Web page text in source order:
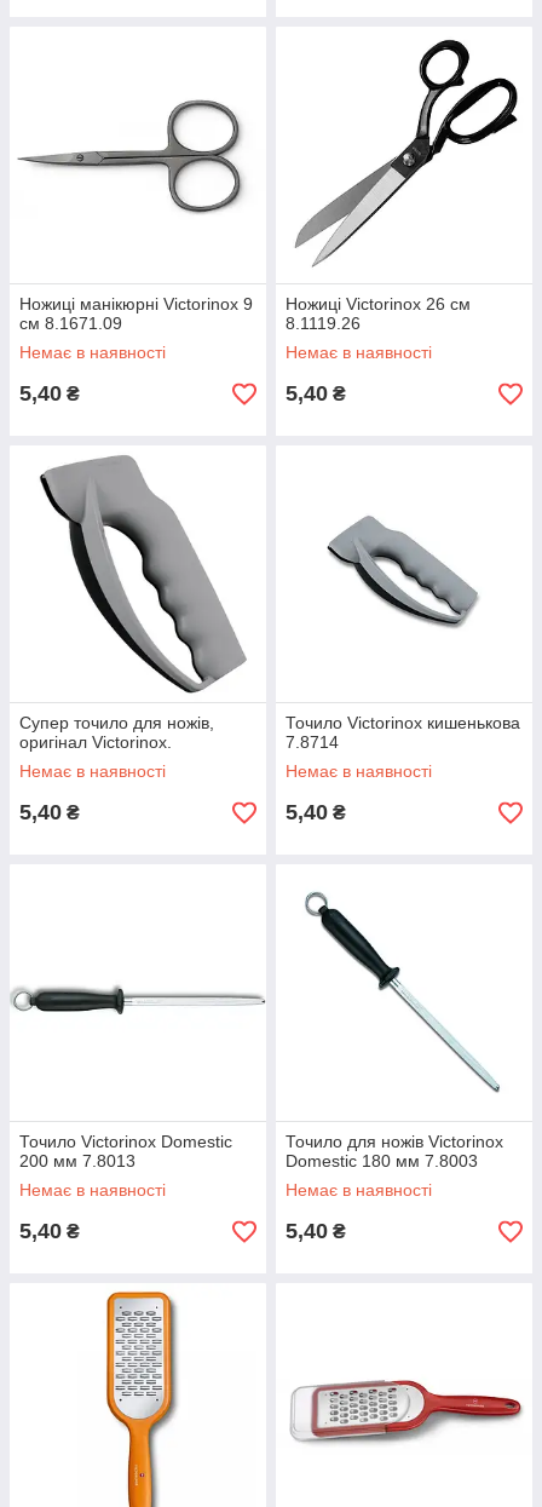
Ножиці манікюрні Victorinox 9
см 8.1671.09
Немає в наявності
5,40 ₴
Ножиці Victorinox 26 см
8.1119.26
Немає в наявності
5,40 ₴
Супер точило для ножів,
оригінал Victorinox.
Немає в наявності
5,40 ₴
Точило Victorinox кишенькова
7.8714
Немає в наявності
5,40 ₴
Точило Victorinox Domestic
200 мм 7.8013
Немає в наявності
5,40 ₴
Точило для ножів Victorinox
Domestic 180 мм 7.8003
Немає в наявності
5,40 ₴